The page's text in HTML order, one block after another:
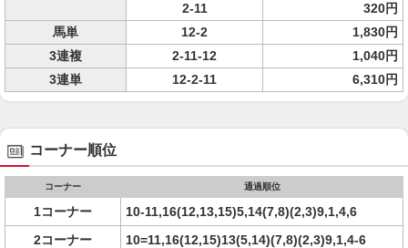
2-11
320円
馬単
12-2
1,830円
3連複
2-11-12
1,040円
3連単
12-2-11 6,310円
コーナー順位
コーナー 通過順位
1コーナー
10-11,16(12,13,15)5,14(7,8)(2,3)9,1,4,6
2コーナー
10=11,16(12,15)13(5,14)(7,8)(2,3)9,1,4-6